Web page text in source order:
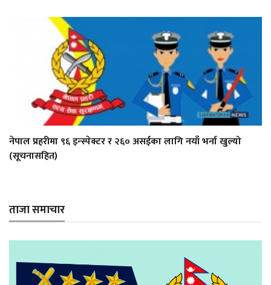
नेपाल प्रहरीमा ९६ इन्स्पेक्टर र २६० असईका लागि नयाँ भर्ना खुल्यो
(सूचनासहित)
ताजा समाचार